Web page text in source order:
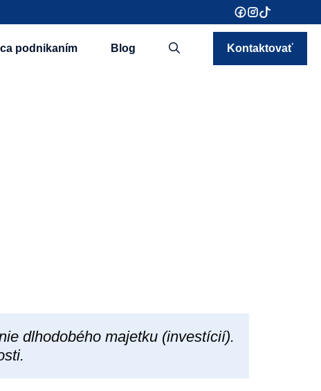
podnikaním Blog Kontaktovať
dlhodobého majetku (investícií).